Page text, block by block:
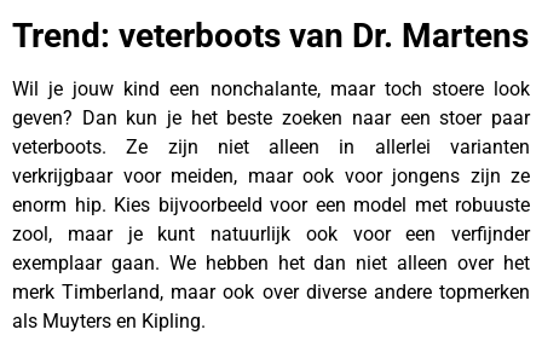
Trend: veterboots van Dr. Martens
Wil je jouw kind een nonchalante, maar toch stoere look
geven? Dan kun je het beste zoeken naar een stoer paar
veterboots. Ze zijn niet alleen in allerlei varianten
verkrijgbaar voor meiden, maar ook voor jongens zijn ze
enorm hip. Kies bijvoorbeeld voor een model met robuuste
zool, maar je kunt natuurlijk ook voor een verfijnder
exemplaar gaan. We hebben het dan niet alleen over het
merk Timberland, maar ook over diverse andere topmerken
als Muyters en Kipling.